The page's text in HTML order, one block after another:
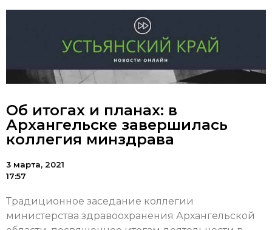
Об итогах и планах: в
Архангельске завершилась
коллегия минздрава
3 марта, 2021
17:57
Традиционное заседание коллегии
министерства здравоохранения Архангельской